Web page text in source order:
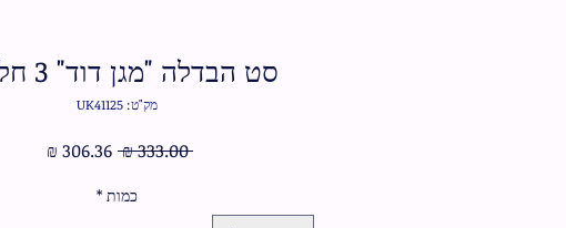
סט הבדלה "מגן דוד" 3 חלקים
מק"ט: UK41125
‏333.00 ‏₪
מחיר
כמות *